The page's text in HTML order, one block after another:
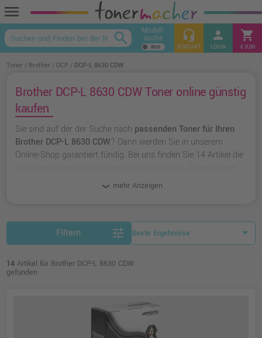
menu
keyboard_arrow_up
search Modell-
suche headset_mic
KONTAKT
person
LOGIN
shopping_cart
€ 0,00
Toner Brother DCP DCP-L 8630 CDW
Brother DCP-L 8630 CDW Toner online günstig
kaufen
Sie sind auf der der Suche nach passenden Toner für Ihren
Brother DCP-L 8630 CDW? Dann werden Sie in unserem
Online-Shop garantiert fündig. Bei uns finden Sie 14 Artikel die
originalen Toner von Brother
mehr Anzeigen
Filtern tune
14 Artikel für Brother DCP-L 8630 CDW
gefunden